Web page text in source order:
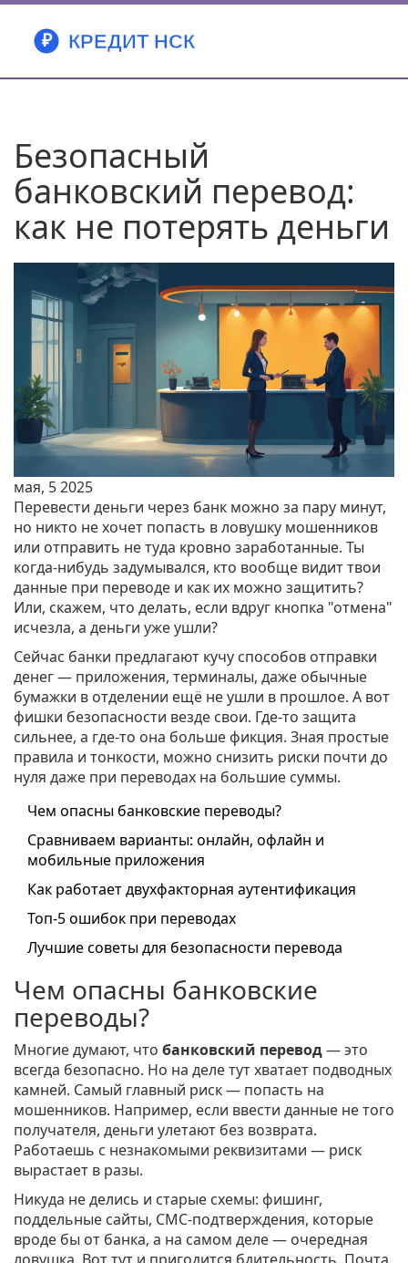
Безопасный
банковский перевод:
как не потерять деньги
мая, 5 2025
Перевести деньги через банк можно за пару минут,
но никто не хочет попасть в ловушку мошенников
или отправить не туда кровно заработанные. Ты
когда-нибудь задумывался, кто вообще видит твои
данные при переводе и как их можно защитить?
Или, скажем, что делать, если вдруг кнопка "отмена"
исчезла, а деньги уже ушли?
Сейчас банки предлагают кучу способов отправки
денег — приложения, терминалы, даже обычные
бумажки в отделении ещё не ушли в прошлое. А вот
фишки безопасности везде свои. Где-то защита
сильнее, а где-то она больше фикция. Зная простые
правила и тонкости, можно снизить риски почти до
нуля даже при переводах на большие суммы.
Чем опасны банковские переводы?
Сравниваем варианты: онлайн, офлайн и
мобильные приложения
Как работает двухфакторная аутентификация
Топ-5 ошибок при переводах
Лучшие советы для безопасности перевода
Чем опасны банковские
переводы?
Многие думают, что банковский перевод— это
всегда безопасно. Но на деле тут хватает подводных
камней. Самый главный риск — попасть на
мошенников. Например, если ввести данные не того
получателя, деньги улетают без возврата.
Работаешь с незнакомыми реквизитами — риск
вырастает в разы.
Никуда не делись и старые схемы: фишинг,
поддельные сайты, СМС-подтверждения, которые
вроде бы от банка, а на самом деле — очередная